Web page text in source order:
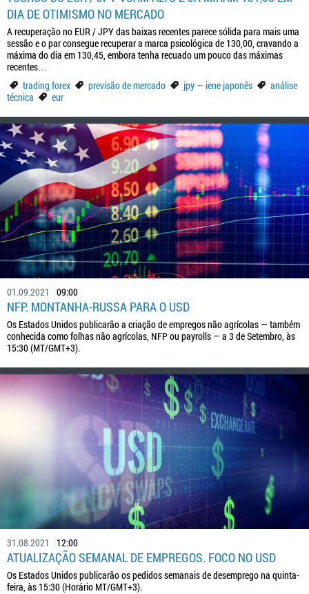
DIA DE OTIMISMO NO MERCADO
A recuperação no EUR / JPY das baixas recentes parece sólida para mais uma
sessão e o par consegue recuperar a marca psicológica de 130,00, cravando a
máxima do dia em 130,45, embora tenha recuado um pouco das máximas
recentes…
trading forex
previsão de mercado jpy — iene japonês
análise
técnica
eur
01.09.2021 09:00
NFP. MONTANHA-RUSSA PARA O USD
Os Estados Unidos publicarão a criação de empregos não agrícolas — também
conhecida como folhas não agrícolas, NFP ou payrolls — a 3 de Setembro, às
15:30 (MT/GMT+3).
31.08.2021 12:00
ATUALIZAÇÃO SEMANAL DE EMPREGOS. FOCO NO USD
Os Estados Unidos publicarão os pedidos semanais de desemprego na quinta-
feira, às 15:30 (Horário MT/GMT+3).